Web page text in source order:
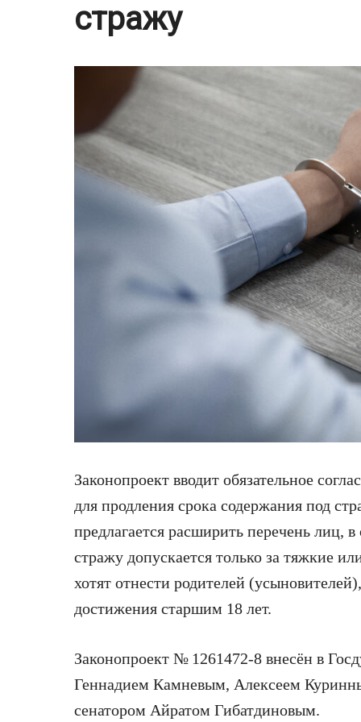
стражу
Законопроект вводит обязательное
для продления срока содержания под
предлагается расширить перечень лиц,
стражу допускается только за тяжкие
хотят отнести родителей
достижения старшим 18 лет.
Законопроект № 1261472-8 внесён в
Геннадием Камневым, Алексеем
сенатором Айратом Гибатдиновым.